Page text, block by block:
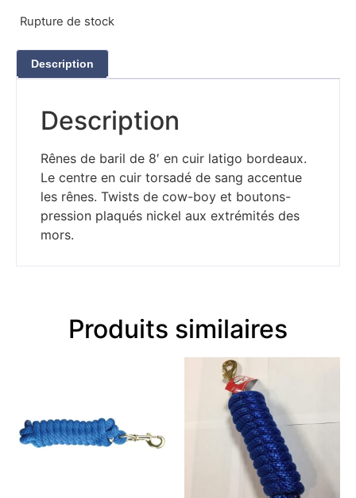
Rupture de stock
Description
Description
Rênes de baril de 8′ en cuir latigo bordeaux.
Le centre en cuir torsadé de sang accentue
les rênes. Twists de cow-boy et boutons-
pression plaqués nickel aux extrémités des
mors.
Produits similaires